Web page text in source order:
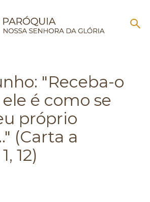
"Receba-o
é como se
próprio
(Carta a
12)